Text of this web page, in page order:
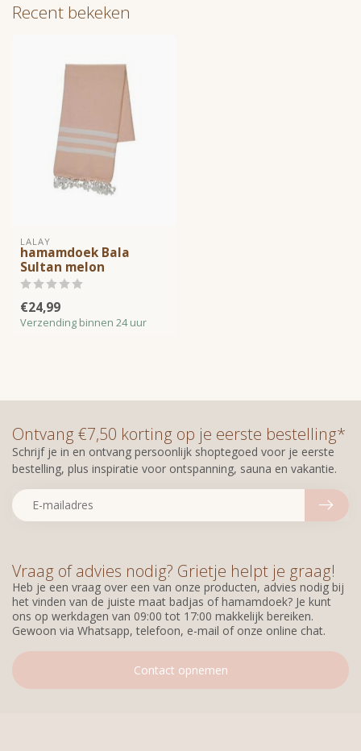
Recent bekeken
LALAY
hamamdoek Bala
Sultan melon
€24,99
Verzending binnen 24 uur
Vraag of advies nodig? Grietje helpt je graag!
Heb je een vraag over een van onze producten, advies nodig bij
het vinden van de juiste maat badjas of hamamdoek? Je kunt
ons op werkdagen van 09:00 tot 17:00 makkelijk bereiken.
Gewoon via Whatsapp, telefoon, e-mail of onze online chat.
Contact opnemen
Ontvang €7,50 korting op je eerste bestelling*
Schrijf je in en ontvang persoonlijk shoptegoed voor je eerste
bestelling, plus inspiratie voor ontspanning, sauna en vakantie.